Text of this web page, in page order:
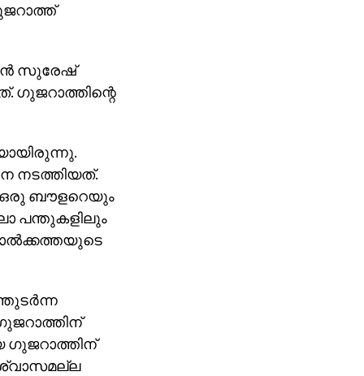
സുരേഷ്
ഗുജറാത്തിന്റെ
നടത്തിയത്.
ഒരു ബൗളറെയും
പന്തുകളിലും
ഗുജറാത്തിന്